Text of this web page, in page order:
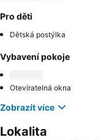
Pro děti
Dětská postýlka
Vybavení pokoje
Otevíratelná okna
Zobrazít více
Lokalita